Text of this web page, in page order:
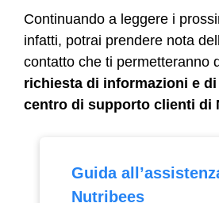
Continuando a leggere i
infatti, potrai prendere nota
contatto che ti permetteranno
richiesta di informazioni e
centro di supporto clienti di
Guida
Nutribees